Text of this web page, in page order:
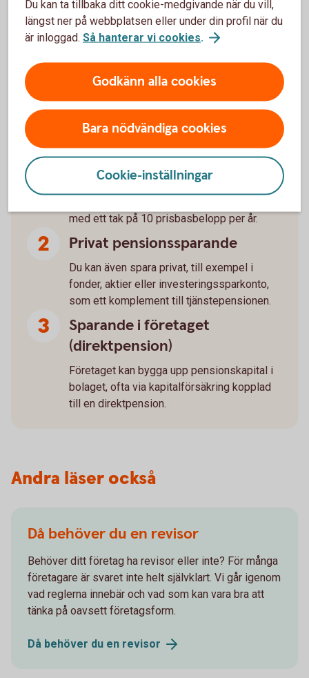
Tre sätt att spara till pension
som företagare
Tjänstepension via företaget
Företaget kan göra avdragsgilla
med ett tak på 10 prisbasbelopp per år.
Privat pensionssparande
Du kan även spara privat, till exempel i
fonder, aktier eller investeringssparkonto,
som ett komplement till tjänstepensionen.
Sparande i företaget
(direktpension)
Företaget kan bygga upp pensionskapital i
bolaget, ofta via kapitalförsäkring kopplad
till en direktpension.
Andra läser också
Då behöver du en revisor
Behöver ditt företag ha revisor eller inte? För många
företagare är svaret inte helt självklart. Vi går igenom
vad reglerna innebär och vad som kan vara bra att
tänka på oavsett företagsform.
Då behöver du en revisor
Du kan ta tillbaka ditt cookie-medgivande när du vill,
längst ner på webbplatsen eller under din profil när du
är inloggad. Så hanterar vi cookies.
Godkänn alla cookies
Bara nödvändiga cookies
Cookie-inställningar